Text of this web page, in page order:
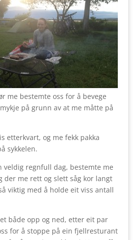
me bestemte oss for å bevege
på grunn av at me måtte på
etterkvart, og me fekk pakka
sykkelen.
veldig regnfull dag, bestemte me
der me rett og slett såg kor langt
viktig med å holde eit viss antall
både opp og ned, etter eit par
for å stoppe på ein fjellresturant